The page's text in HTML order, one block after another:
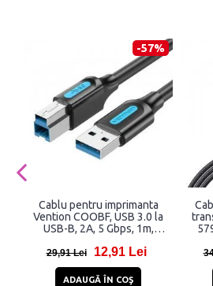
-57%
Cablu pentru imprimanta
Vention COOBF, USB 3.0 la
USB-B, 2A, 5 Gbps, 1m,
29,91 Lei 12,91 Lei
ADAUGĂ ÎN COŞ